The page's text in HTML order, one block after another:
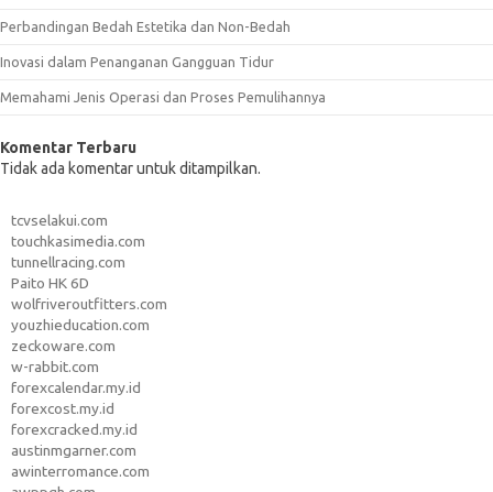
Perbandingan Bedah Estetika dan Non-Bedah
Inovasi dalam Penanganan Gangguan Tidur
Memahami Jenis Operasi dan Proses Pemulihannya
Komentar Terbaru
Tidak ada komentar untuk ditampilkan.
tcvselakui.com
touchkasimedia.com
tunnellracing.com
Paito HK 6D
wolfriveroutfitters.com
youzhieducation.com
zeckoware.com
w-rabbit.com
forexcalendar.my.id
forexcost.my.id
forexcracked.my.id
austinmgarner.com
awinterromance.com